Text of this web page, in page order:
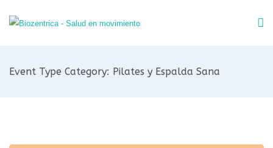
Event Type Category: Pilates y Espalda Sana